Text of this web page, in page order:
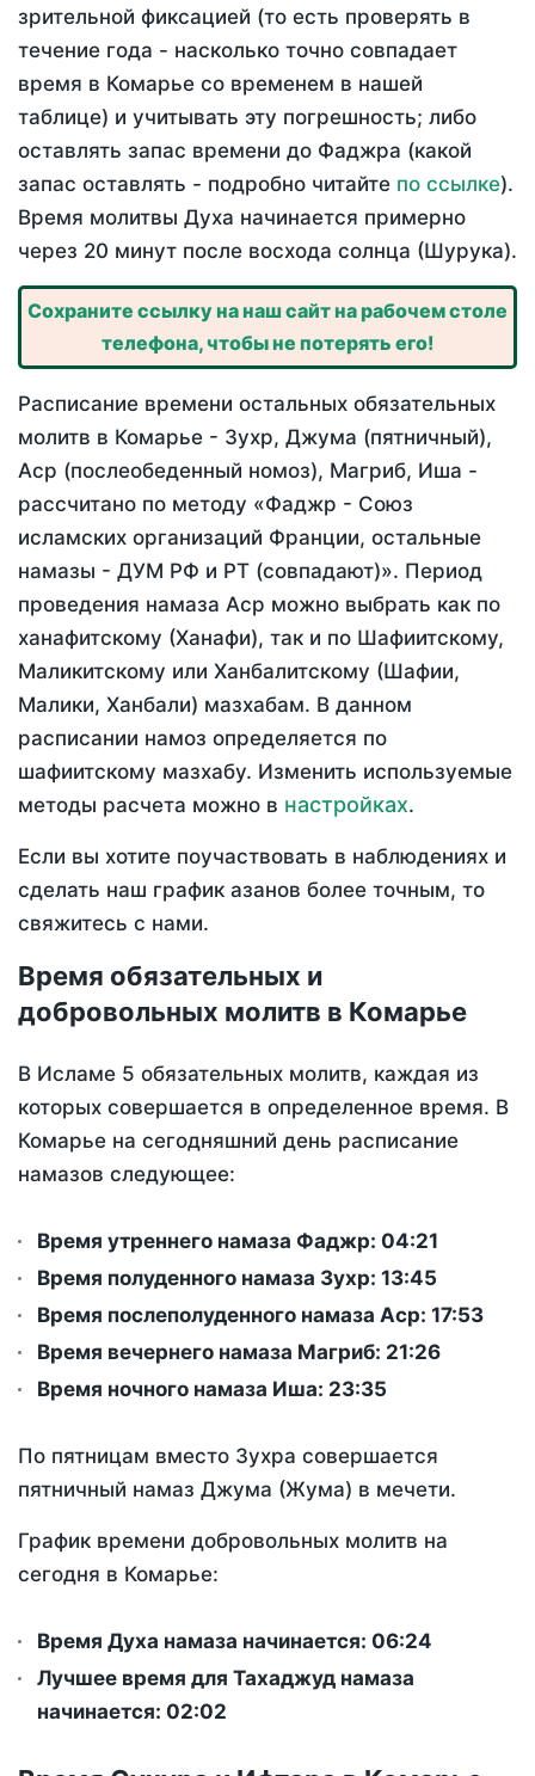
зрительной фиксацией (то есть проверять в
течение года - насколько точно совпадает
время в Комарье со временем в нашей
таблице) и учитывать эту погрешность; либо
оставлять запас времени до Фаджра (какой
запас оставлять - подробно читайте по ссылке).
Время молитвы Духа начинается примерно
через 20 минут после восхода солнца (Шурука).
Сохраните ссылку на наш сайт на рабочем столе
телефона, чтобы не потерять его!
Расписание времени остальных обязательных
молитв в Комарье - Зухр, Джума (пятничный),
Аср (послеобеденный номоз), Магриб, Иша -
рассчитано по методу «Фаджр - Союз
исламских организаций Франции, остальные
намазы - ДУМ РФ и РТ (совпадают)». Период
проведения намаза Аср можно выбрать как по
ханафитскому (Ханафи), так и по Шафиитскому,
Маликитскому или Ханбалитскому (Шафии,
Малики, Ханбали) мазхабам. В данном
расписании намоз определяется по
шафиитскому мазхабу. Изменить используемые
методы расчета можно в настройках.
Если вы хотите поучаствовать в наблюдениях и
сделать наш график азанов более точным, то
свяжитесь с нами.
Время обязательных и
добровольных молитв в Комарье
В Исламе 5 обязательных молитв, каждая из
которых совершается в определенное время. В
Комарье на сегодняшний день расписание
намазов следующее:
Время утреннего намаза Фаджр: 04:21
Время полуденного намаза Зухр: 13:45
Время послеполуденного намаза Аср: 17:53
Время вечернего намаза Магриб: 21:26
Время ночного намаза Иша: 23:35
По пятницам вместо Зухра совершается
пятничный намаз Джума (Жума) в мечети.
График времени добровольных молитв на
сегодня в Комарье:
Время Духа намаза начинается: 06:24
Лучшее время для Тахаджуд намаза
начинается: 02:02